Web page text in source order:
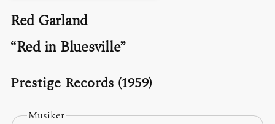
Red Garland
Red in Bluesville
Prestige Records (1959)
Musiker